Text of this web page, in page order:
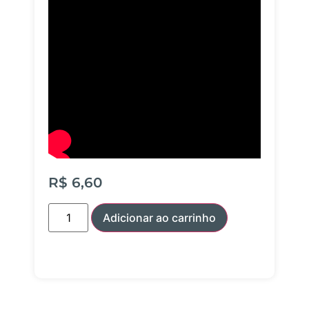
R$ 6,60
Adicionar ao carrinho